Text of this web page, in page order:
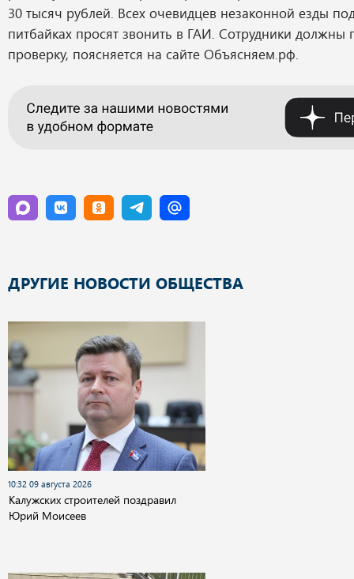
30 тысяч рублей. Всех очевидцев незаконной езды
питбайках просят звонить в ГАИ. Сотрудники должны
проверку, поясняется на сайте Объясняем.рф.
ДРУГИЕ НОВОСТИ ОБЩЕСТВА
10:32 09 августа 2026
Калужских строителей поздравил
Юрий Моисеев